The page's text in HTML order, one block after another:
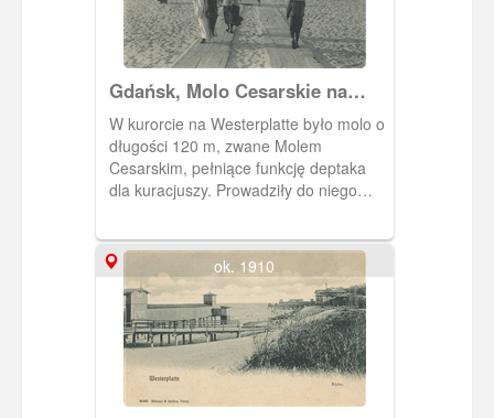
Gdańsk, Molo Cesarskie na
Westerplatte, Kaisersteg
W kurorcie na Westerplatte było molo o
długości 120 m, zwane Molem
Cesarskim, pełniące funkcję deptaka
dla kuracjuszy. Prowadziły do niego
ok. 1910